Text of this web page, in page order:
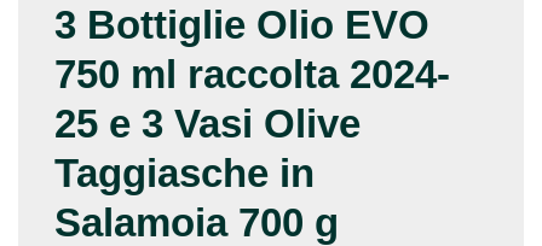
3 Bottiglie Olio EVO
750 ml raccolta 2024-
25 e 3 Vasi Olive
Taggiasche in
Salamoia 700 g